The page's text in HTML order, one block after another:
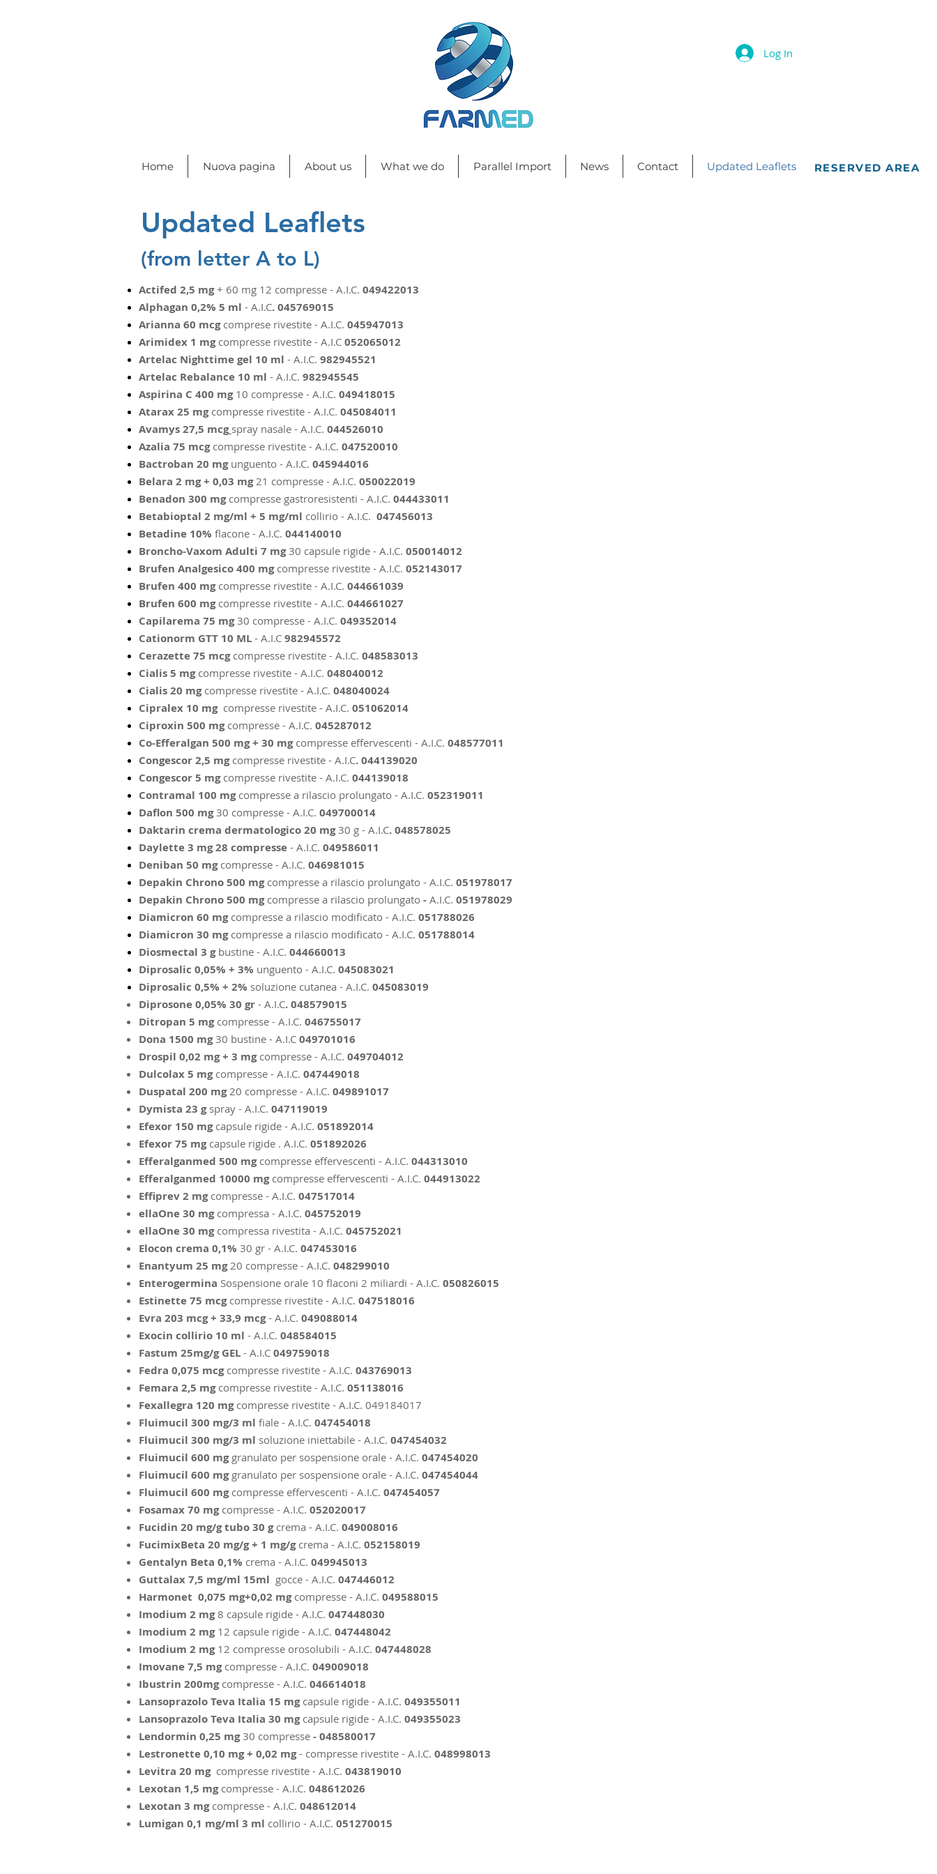
Log In
Home Nuova pagina About us What we do Parallel Import News Contact Updated Leaflets RESERVED AREA
Updated Leaflets
(from letter A to L)
Actifed 2,5 mg+ 60 mg 12 compresse - A.I.C. 049422013
Alphagan 0,2% 5 ml - A.I.C. 045769015
Arianna 60 mcg comprese rivestite - A.I.C. 045947013
Arimidex 1 mg compresse rivestite - A.I.C 052065012
Artelac Nighttime gel 10 ml - A.I.C. 982945521
Artelac Rebalance 10 ml - A.I.C. 982945545
Aspirina C 400 mg 10 compresse - A.I.C. 049418015
Atarax 25 mgcompresse rivestite - A.I.C. 045084011
Avamys 27,5 mcg spray nasale - A.I.C. 044526010
Azalia 75 mcgcompresse rivestite - A.I.C. 047520010
Bactroban 20 mgunguento - A.I.C. 045944016
Belara 2 mg + 0,03 mg21 compresse - A.I.C. 050022019
Benadon 300 mg compresse gastroresistenti - A.I.C. 044433011
Betabioptal 2 mg/ml + 5 mg/ml collirio - A.I.C. 047456013
Betadine 10% flacone - A.I.C. 044140010
Broncho-Vaxom Adulti 7 mg30 capsule rigide - A.I.C. 050014012
Brufen Analgesico 400 mg compresse rivestite - A.I.C. 052143017
Brufen 400 mg compresse rivestite - A.I.C. 044661039
Brufen 600 mg compresse rivestite - A.I.C. 044661027
Capilarema 75 mg30 compresse - A.I.C. 049352014
Cationorm GTT 10 ML - A.I.C 982945572
Cerazette 75 mcg compresse rivestite - A.I.C. 048583013
Cialis 5 mgcompresse rivestite - A.I.C. 048040012
Cialis 20 mg compresse rivestite - A.I.C. 048040024
Cipralex 10 mg compresse rivestite - A.I.C. 051062014
Ciproxin 500 mg compresse - A.I.C. 045287012
Co-Efferalgan 500 mg + 30 mg compresse effervescenti - A.I.C. 048577011
Congescor 2,5 mg compresse rivestite - A.I.C. 044139020
Congescor 5 mgcompresse rivestite - A.I.C. 044139018
Contramal 100 mg compresse a rilascio prolungato - A.I.C. 052319011
Daflon 500 mg30 compresse - A.I.C. 049700014
Daktarin crema dermatologico 20 mg30 g - A.I.C. 048578025
Daylette 3 mg 28 compresse - A.I.C. 049586011
Deniban 50 mg compresse - A.I.C. 046981015
Depakin Chrono 500 mg compresse a rilascio prolungato - A.I.C. 051978017
Depakin Chrono 500 mg compresse a rilascio prolungato - A.I.C. 051978029
Diamicron 60 mg compresse a rilascio modificato - A.I.C. 051788026
Diamicron 30 mgcompresse a rilascio modificato - A.I.C. 051788014
Diosmectal 3 gbustine - A.I.C. 044660013
Diprosalic 0,05% + 3% unguento - A.I.C. 045083021
Diprosalic 0,5% + 2% soluzione cutanea - A.I.C. 045083019
Diprosone 0,05% 30 gr - A.I.C. 048579015
Ditropan 5 mgcompresse - A.I.C. 046755017
Dona 1500 mg30 bustine - A.I.C 049701016
Drospil 0,02 mg + 3 mg compresse - A.I.C. 049704012
Dulcolax 5 mg compresse - A.I.C. 047449018
Duspatal 200 mg20 compresse - A.I.C. 049891017
Dymista 23 gspray - A.I.C. 047119019
Efexor 150 mg capsule rigide - A.I.C. 051892014
Efexor 75 mg capsule rigide . A.I.C. 051892026
Efferalganmed 500 mgcompresse effervescenti - A.I.C. 044313010
Efferalganmed 10000 mg compresse effervescenti - A.I.C. 044913022
Effiprev 2 mg compresse - A.I.C. 047517014
ellaOne 30 mg compressa - A.I.C. 045752019
ellaOne 30 mg compressa rivestita - A.I.C. 045752021
Elocon crema 0,1% 30 gr - A.I.C. 047453016
Enantyum 25 mg20 compresse - A.I.C. 048299010
Enterogermina Sospensione orale 10 flaconi 2 miliardi - A.I.C. 050826015
Estinette 75 mcgcompresse rivestite - A.I.C. 047518016
Evra 203 mcg + 33,9 mcg- A.I.C. 049088014
Exocin collirio 10 ml - A.I.C. 048584015
Fastum 25mg/g GEL - A.I.C 049759018
Fedra 0,075 mcg compresse rivestite - A.I.C. 043769013
Femara 2,5 mg compresse rivestite - A.I.C. 051138016
Fexallegra 120 mg compresse rivestite - A.I.C. 049184017
Fluimucil 300 mg/3 ml fiale - A.I.C. 047454018
Fluimucil 300 mg/3 ml soluzione iniettabile - A.I.C. 047454032
Fluimucil 600 mg granulato per sospensione orale - A.I.C. 047454020
Fluimucil 600 mggranulato per sospensione orale - A.I.C. 047454044
Fluimucil 600 mg compresse effervescenti - A.I.C. 047454057
Fosamax 70 mg compresse - A.I.C. 052020017
Fucidin 20 mg/g tubo 30 g crema - A.I.C. 049008016
FucimixBeta 20 mg/g + 1 mg/g crema - A.I.C. 052158019
Gentalyn Beta 0,1% crema - A.I.C. 049945013
Guttalax 7,5 mg/ml 15ml gocce - A.I.C. 047446012
Harmonet 0,075 mg+0,02 mg compresse - A.I.C. 049588015
Imodium 2 mg8 capsule rigide - A.I.C. 047448030
Imodium 2 mg 12 capsule rigide - A.I.C. 047448042
Imodium 2 mg 12 compresse orosolubili - A.I.C. 047448028
Imovane 7,5 mgcompresse - A.I.C. 049009018
Ibustrin 200mg compresse - A.I.C. 046614018
Lansoprazolo Teva Italia 15 mg capsule rigide - A.I.C. 049355011
Lansoprazolo Teva Italia 30 mg capsule rigide - A.I.C. 049355023
Lendormin 0,25 mg30 compresse - 048580017
Lestronette 0,10 mg + 0,02 mg- compresse rivestite - A.I.C. 048998013
Levitra 20 mg compresse rivestite - A.I.C. 043819010
Lexotan 1,5 mg compresse - A.I.C. 048612026
Lexotan 3 mg compresse - A.I.C. 048612014
Lumigan 0,1 mg/ml 3 ml collirio - A.I.C. 051270015